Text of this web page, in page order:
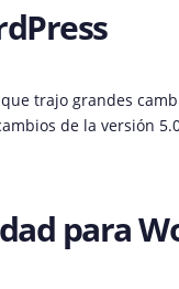
trajo grandes
de la versión
para